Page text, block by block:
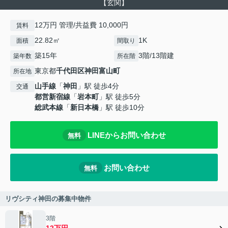
【玄関】
賃料 12万円 管理/共益費 10,000円
面積 22.82㎡ 間取り 1K
築年数 築15年 所在階 3階/13階建
所在地 東京都千代田区神田富山町
交通 山手線 「神田 」駅 徒歩4分
都営新宿線 「岩本町」駅 徒歩5分
総武本線 「新日本橋 」駅 徒歩10分
無料 LINEからお問い合わせ
無料 お問い合わせ
リヴシティ神田の募集中物件
3階